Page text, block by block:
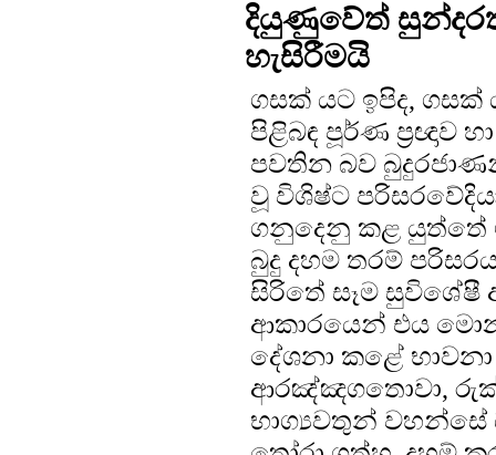
දියුණුවේත්
හැසිරීමයි
ගසක් යට ඉපිද, ගසක්
පිළිබඳ පූර්ණ ප්‍රඥාව
පවතින බව
වූ විශිෂ්ට
ගනුදෙනු කළ යුත්තේ
බුදු දහම තරම්
සිරිතේ සෑම සුවිශේෂී
ආකාරයෙන් එය
දේශනා කළේ
ආරඤ්ඤගතොවා,
භාග්‍යවතුන් වහන්සේ